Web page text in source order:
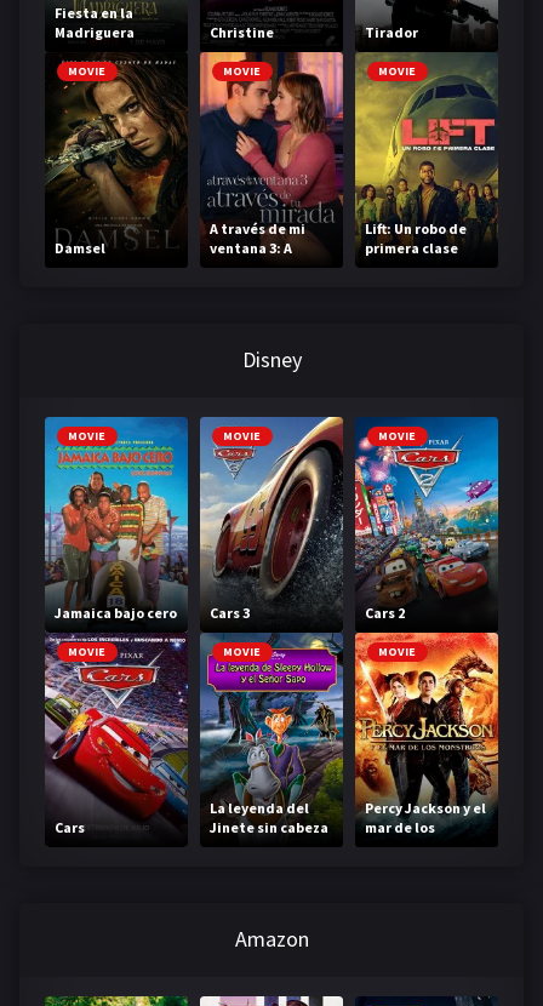
Fiesta en la
Madriguera
Christine Tirador
MOVIE
Damsel
MOVIE
A través de mi
ventana 3: A
través de tu
MOVIE
Lift: Un robo de
primera clase
Disney
MOVIE
Jamaica bajo cero
MOVIE
Cars 3
MOVIE
Cars 2
MOVIE
Cars
MOVIE
La leyenda del
Jinete sin cabeza
MOVIE
Percy Jackson y el
mar de los
monstruos
Amazon